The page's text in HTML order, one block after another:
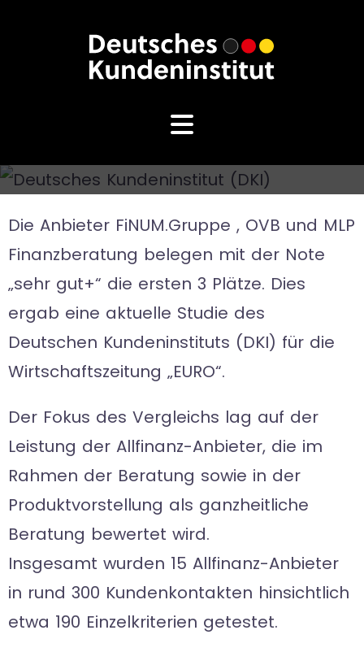
Die Anbieter FiNUM.Gruppe , OVB und MLP
Finanzberatung belegen mit der Note
„sehr gut+“ die ersten 3 Plätze. Dies
ergab eine aktuelle Studie des
Deutschen Kundeninstituts (DKI) für die
Wirtschaftszeitung „EURO“.
Der Fokus des Vergleichs lag auf der
Leistung der Allfinanz-Anbieter, die im
Rahmen der Beratung sowie in der
Produktvorstellung als ganzheitliche
Beratung bewertet wird.
Insgesamt wurden 15 Allfinanz-Anbieter
in rund 300 Kundenkontakten hinsichtlich
etwa 190 Einzelkriterien getestet.